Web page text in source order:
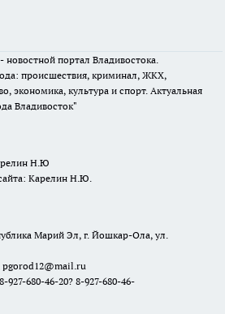
портал Владивостока.
происшествия, криминал, ЖКХ,
экономика, культура и спорт. Актуальная
Владивосток"
Н.Ю
Карелин Н.Ю.
Марий Эл, г. Йошкар-Ола, ул.
pgorod12@mail.ru
680-46-20? 8-927-680-46-